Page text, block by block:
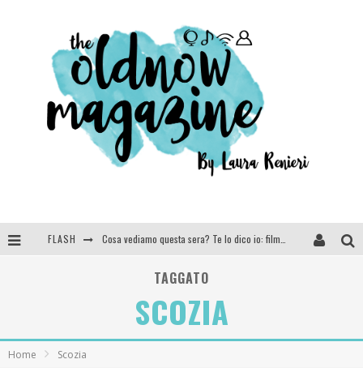
FLASH
SEE YOU AT 5 | Chanel
Libri letti nel 2025: tutte le mie letture, recensioni e giudizi
TAGGATO
SCOZIA
Home Scozia